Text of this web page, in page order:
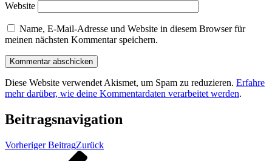
Website
Name, E-Mail-Adresse und Website in diesem Browser für
meinen nächsten Kommentar speichern.
Diese Website verwendet Akismet, um Spam zu reduzieren. Erfahre
mehr darüber, wie deine Kommentardaten verarbeitet werden.
Beitragsnavigation
Vorheriger BeitragZurück